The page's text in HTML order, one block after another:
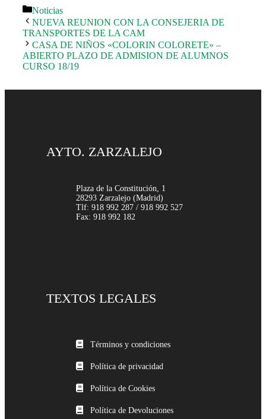
Categorías
Noticias
NUEVA REUNION CON LA CONSEJERIA DE
TRANSPORTES DE LA CAM
CASA DE NIÑOS «COLORIN COLORETE» –
ABIERTO PLAZO DE ADMISION DE ALUMNOS
CURSO 18/19
AYTO. ZARZALEJO
Plaza de la Constitución, 1
28293 Zarzalejo (Madrid)
Tlf: 918 992 287 / 918 992 527
Fax: 918 992 182
TEXTOS LEGALES
Términos y condiciones
Política de privacidad
Política de Cookies
Política de Devoluciones